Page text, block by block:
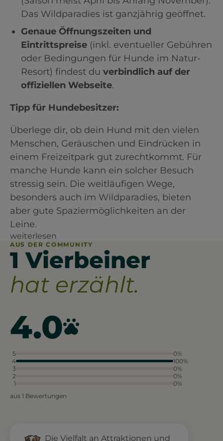
Das Wildparadies ist ganzjährig geöffnet.
Genaue Öffnungszeiten und
Eintrittspreise(inkl. eventueller Gebühren
oder Bedingungen für Hunde im Natur-
Resort) findest du verbindlich auf der
offiziellen Webseite.
Tipp für Hundebesitzer:
Überlege dir, ob dein Hund mit den vielen
Menschen, Geräuschen und Eindrücken in
einem Freizeitpark gut zurechtkommt. Für
manche Hunde kann ein solcher Besuch
stressig sein. Die weitläufigen Wege,
besonders auch im Wildparadies, bieten
aber gute Spaziermöglichkeiten an der
Leine.
weiterlesen
AUS DER COMMUNITY
1 Vierbeiner
hat erzählt.
4.0
5
0%
4
100%
3
0%
2
0%
1
0%
aus 1 Bewertungen
Die Vielfalt an Attraktionen und